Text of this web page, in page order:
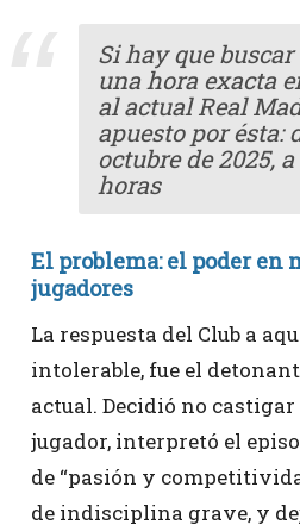
Si hay que
una hora exacta
al actual Real
apuesto por ésta:
octubre de 2025,
horas
El problema: el poder en
jugadores
La respuesta del Club a
intolerable, fue el
actual. Decidió no
jugador, interpretó el
de “pasión y
de indisciplina grave, y